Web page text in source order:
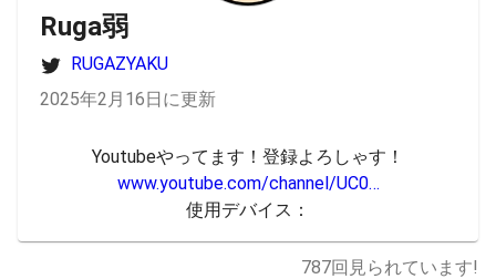
Ruga弱
RUGAZYAKU
2025年2月16日に更新
www.youtube.com/channel/UC0…
使用デバイス：
787回見られています!